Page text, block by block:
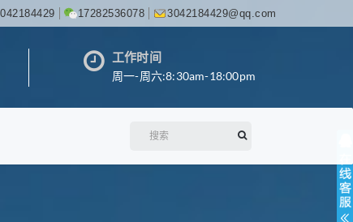
17282536078 3042184429@qq.com
工作时间
周一-周六:8:30am-18:00pm